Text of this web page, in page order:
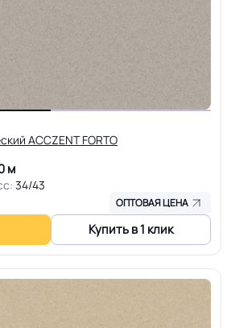
ACCZENT FORTO
м
34/43
ОПТОВАЯ ЦЕНА
Купить в 1 клик